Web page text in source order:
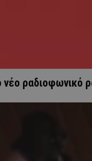
ραδιοφωνικό